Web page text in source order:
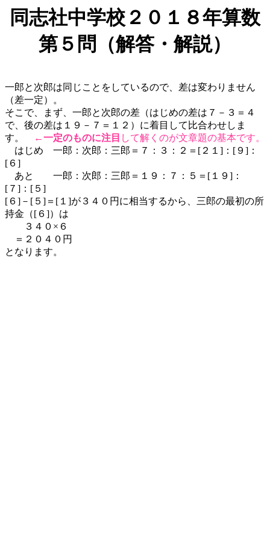
同志社中学校２０１８年算数
第５問（解答・解説）
一郎と次郎は同じことをしているので、差は変わりません
（差一定）。
そこで、まず、一郎と次郎の差（はじめの差は７－３＝４
で、後の差は１９－７＝１２）に着目して比合わせしま
す。
←一定のものに注目 して解くのが文章題の基本です。
はじめ 一郎：次郎：三郎＝７：３：２＝[２１]：[９]：
[６]
あと 一郎：次郎：三郎＝１９：７：５＝[１９]：
[７]：[５]
[６]－[５]＝[１]が３４０円に相当するから、三郎の最初の所
持金（[６]）は
３４０×６
＝２０４０円
となります。